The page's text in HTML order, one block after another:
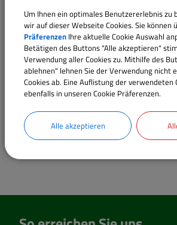
Rechtsgrundlagen
Verantwortliche Behörde
1. Bürgermeister
Um Ihnen ein optimales Benutzererlebnis zu
wir auf dieser Webseite Cookies. Sie können
Präferenzen Ihre aktuelle Cookie Auswahl
Betätigen des Buttons "Alle akzeptieren"
Verwendung aller Cookies zu. Mithilfe des
ablehnen" lehnen Sie der Verwendung nicht
Cookies ab. Eine Auflistung der verwendeten
ebenfalls in unseren Cookie Präferenzen.
Alle akzeptieren